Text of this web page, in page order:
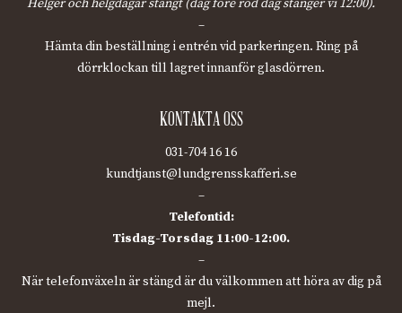
Helger och helgdagar stängt (dag före röd dag stänger vi 12:00).
–
Hämta din beställning i entrén vid parkeringen. Ring på
dörrklockan till lagret innanför glasdörren.
KONTAKTA OSS
031-704 16 16
kundtjanst@lundgrensskafferi.se
–
Telefontid:
Tisdag-Torsdag 11:00-12:00.
–
När telefonväxeln är stängd är du välkommen att höra av dig på
mejl.